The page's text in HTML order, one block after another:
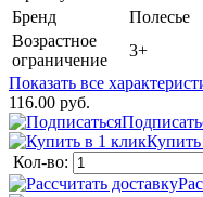
Бренд
Полесье
Возрастное
ограничение
3+
Показать все
116.00 руб.
Кол-во: